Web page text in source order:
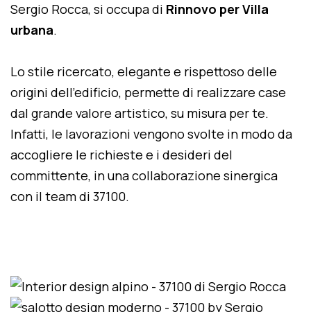
Sergio Rocca, si occupa di Rinnovo per Villa
urbana.
Lo stile ricercato, elegante e rispettoso delle
origini dell'edificio, permette di realizzare case
dal grande valore artistico, su misura per te.
Infatti, le lavorazioni vengono svolte in modo da
accogliere le richieste e i desideri del
committente, in una collaborazione sinergica
con il team di 37100.